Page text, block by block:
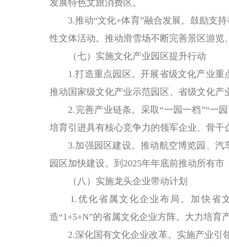
发展特色文旅消费区。
3.推动“文化+体育”融合发展。鼓励支持
性文体活动。推动滑雪场不断完善景区游
（七）实施文化产业园区提升行动
1.打造重点园区。开展省级文化产业重
推动国家级文化产业示范园区、省级文化
2.完善产业链条。采取“一园一档”“一园
培育引进具有核心竞争力的领军企业、骨
3.加强园区建设。推动航空博览园、汽
园区加快建设。到2025年年底前推动所有
（八）实施龙头企业带动计划
1.优化省属文化企业布局。加快省文
造“1+5+N”的省属文化企业方阵。大力培育
2.深化国有文化企业改革。实施产业引